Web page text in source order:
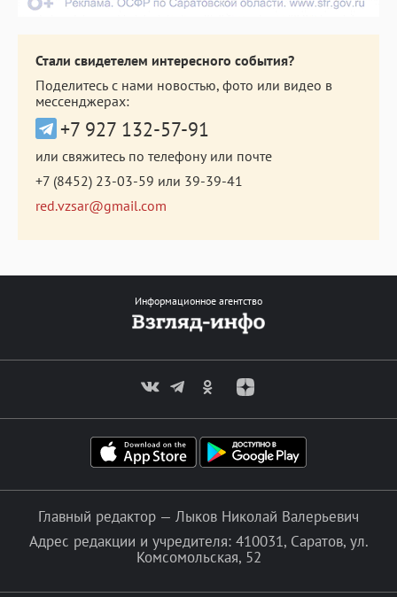
Стали свидетелем интересного события?
Поделитесь с нами новостью, фото или видео в
мессенджерах:
+7 927 132-57-91
или свяжитесь по телефону или почте
+7 (8452) 23-03-59 или 39-39-41
red.vzsar@gmail.com
Информационное агентство
Главный редактор — Лыков Николай Валерьевич
Адрес редакции и учредителя: 410031, Саратов, ул.
Комсомольская, 52